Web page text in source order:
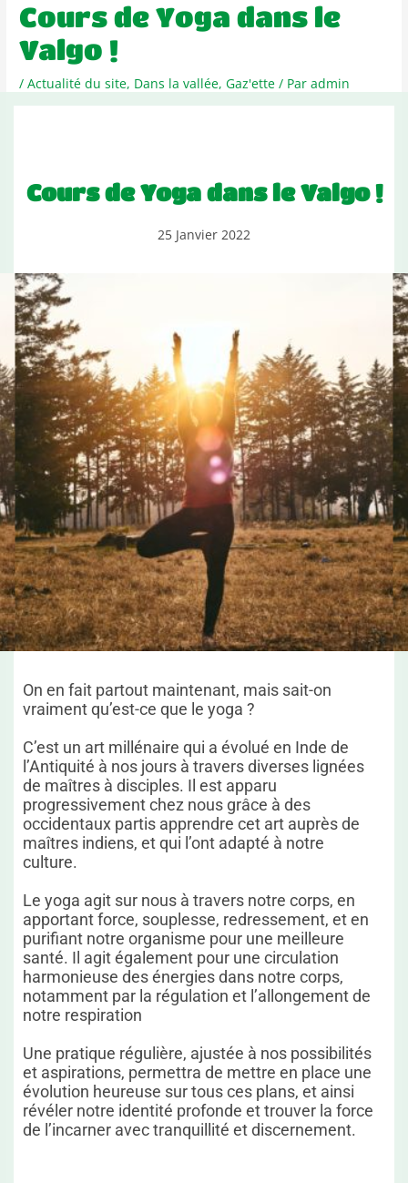
Cours de Yoga dans le
Valgo !
/Actualité du site, Dans la vallée,Gaz'ette / Paradmin
Cours de Yoga dans le Valgo !
25 Janvier 2022
On en fait partout maintenant, mais sait-on
vraiment qu’est-ce que le yoga ?
C’est un art millénaire qui a évolué en Inde de
l’Antiquité à nos jours à travers diverses lignées
de maîtres à disciples. Il est apparu
progressivement chez nous grâce à des
occidentaux partis apprendre cet art auprès de
maîtres indiens, et qui l’ont adapté à notre
culture.
Le yoga agit sur nous à travers notre corps, en
apportant force, souplesse, redressement, et en
purifiant notre organisme pour une meilleure
santé. Il agit également pour une circulation
harmonieuse des énergies dans notre corps,
notamment par la régulation et l’allongement de
notre respiration­­
Une pratique régulière, ajustée à nos possibilités
et aspirations, permettra de mettre en place une
évolution heureuse sur tous ces plans, et ainsi
révéler notre identité profonde et trouver la force
de l’incarner avec tranquillité et discernement.